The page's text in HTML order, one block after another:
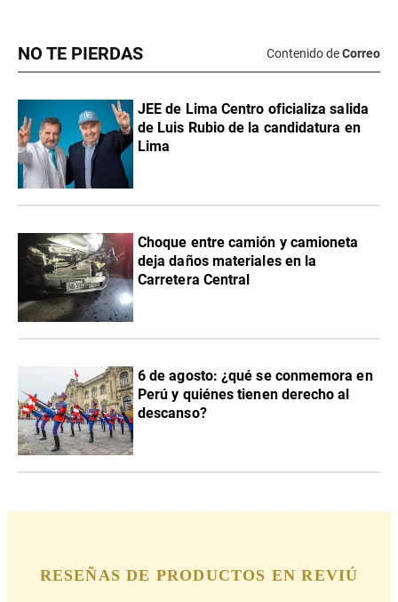
NO TE PIERDAS Contenido deCorreo
JEE de Lima Centro oficializa salida
de Luis Rubio de la candidatura en
Lima
Choque entre camión y camioneta
deja daños materiales en la
Carretera Central
6 de agosto: ¿qué se conmemora en
Perú y quiénes tienen derecho al
descanso?